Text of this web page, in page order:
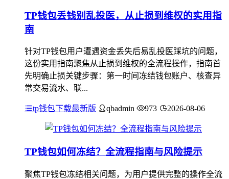
TP钱包丢钱别乱投医，从止损到维权的实用指
南
针对TP钱包用户遭遇资金丢失后易乱投医踩坑的问题，
这份实用指南聚焦从止损到维权的全流程操作，指南首
先明确止损关键步骤：第一时间冻结钱包账户、核查异
常交易流水、联...
tp钱包下载最新版 qbadmin 973 2026-08-06
TP钱包如何冻结？全流程指南与风险提示
聚焦TP钱包冻结相关问题，为用户提供完整的操作全流